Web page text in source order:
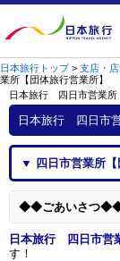
日本旅行トップ> 支店・
業所【団体旅行営業所】
日本旅行 四日市営業所
日本旅行 四日市
▼ 四日市営業所【
◆◆ごあいさつ
日本旅行 四日市営
す！